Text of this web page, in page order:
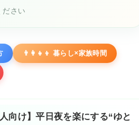
ださい
👨‍👩‍👧‍👦 暮らし×家族時間
向け】平日夜を楽にする“ゆと